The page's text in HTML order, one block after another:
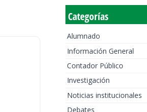
Categorías
Alumnado
Información General
Contador Público
Investigación
Noticias institucionales
Debates